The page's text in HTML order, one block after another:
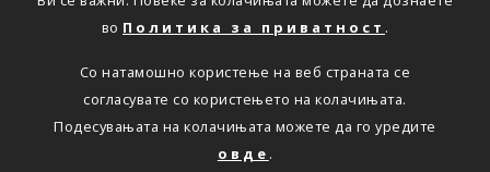
во Политика за приватност .
Со натамошно користење на веб страната се
согласувате со користењето на колачињата.
Подесувањата на колачињата можете да го уредите
овде .